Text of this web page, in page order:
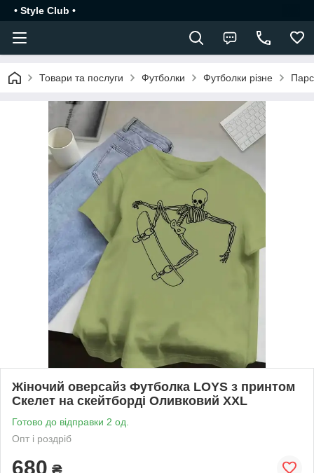
• Style Club •
Товари та послуги Футболки Футболки різне
Жіночий оверсайз Футболка LOYS з принтом
Скелет на скейтборді Оливковий XXL
Готово до відправки 2 од.
Опт і роздріб
680